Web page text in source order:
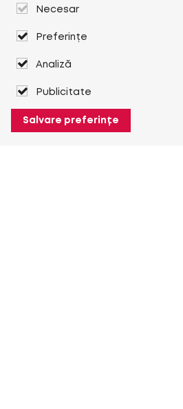
Necesar
Preferințe
Analiză
Publicitate
Salvare preferințe